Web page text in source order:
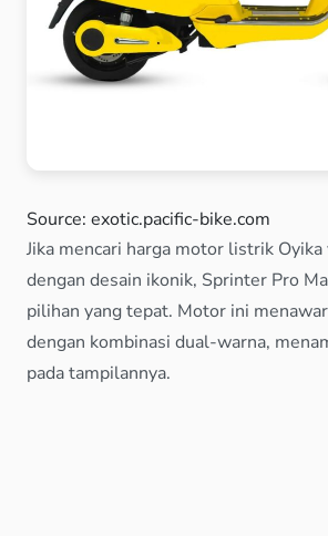
Source: exotic.pacific-bike.com
Jika mencari harga motor listrik
dengan desain ikonik, Sprinter Pro
pilihan yang tepat. Motor ini
dengan kombinasi dual-warna,
pada tampilannya.